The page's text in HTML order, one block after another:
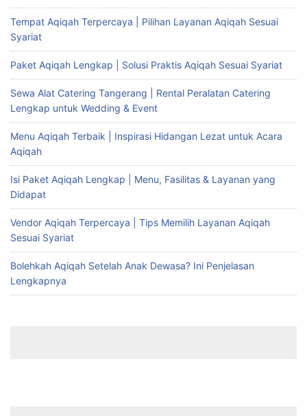
Tempat Aqiqah Terpercaya | Pilihan Layanan Aqiqah Sesuai
Syariat
Paket Aqiqah Lengkap | Solusi Praktis Aqiqah Sesuai Syariat
Sewa Alat Catering Tangerang | Rental Peralatan Catering
Lengkap untuk Wedding & Event
Menu Aqiqah Terbaik | Inspirasi Hidangan Lezat untuk Acara
Aqiqah
Isi Paket Aqiqah Lengkap | Menu, Fasilitas & Layanan yang
Didapat
Vendor Aqiqah Terpercaya | Tips Memilih Layanan Aqiqah
Sesuai Syariat
Bolehkah Aqiqah Setelah Anak Dewasa? Ini Penjelasan
Lengkapnya